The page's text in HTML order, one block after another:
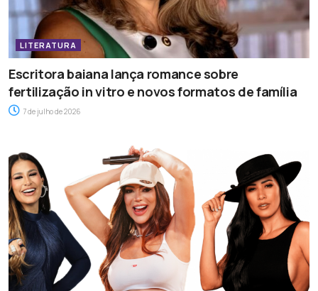
LITERATURA
Escritora baiana lança romance sobre
fertilização in vitro e novos formatos de família
7 de julho de 2026